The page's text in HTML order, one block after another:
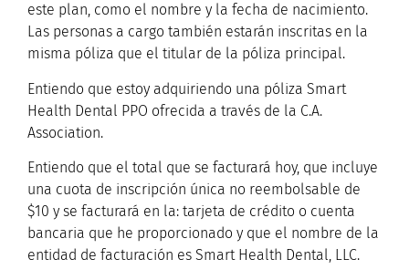
este plan, como el nombre y la fecha de nacimiento.
Las personas a cargo también estarán inscritas en la
misma póliza que el titular de la póliza principal.
Entiendo que estoy adquiriendo una póliza Smart
Health Dental PPO ofrecida a través de la C.A.
Association.
Entiendo que el total que se facturará hoy, que incluye
una cuota de inscripción única no reembolsable de
$10 y se facturará en la: tarjeta de crédito o cuenta
bancaria que he proporcionado y que el nombre de la
entidad de facturación es Smart Health Dental, LLC.